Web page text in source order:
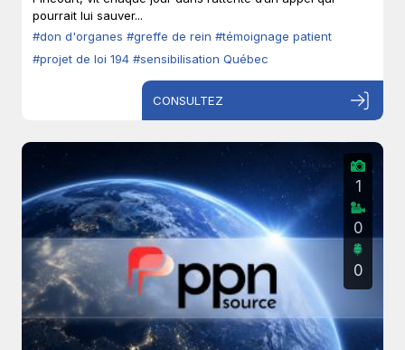
pourrait lui sauver...
#don d'organes #greffe de rein #témoignage patient
#projet de loi 194 #sensibilisation Québec
CONSULTEZ
1
0
0